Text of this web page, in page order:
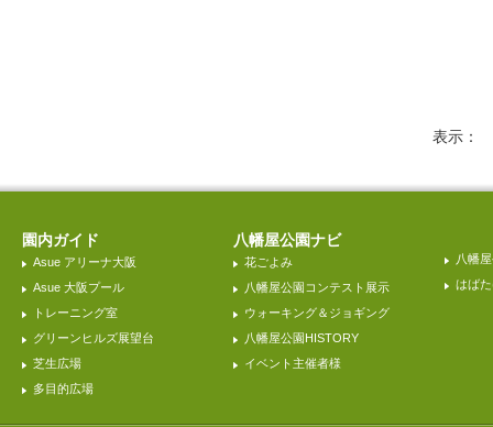
表示：
園内ガイド
Asue アリーナ大阪
Asue 大阪プール
トレーニング室
グリーンヒルズ展望台
芝生広場
多目的広場
八幡屋公園ナビ
花ごよみ
八幡屋公園コンテスト展示
ウォーキング＆ジョギング
八幡屋公園HISTORY
イベント主催者様
八幡
はば